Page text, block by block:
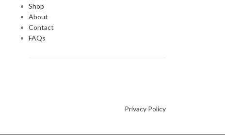
Shop
About
Contact
FAQs
Privacy Policy